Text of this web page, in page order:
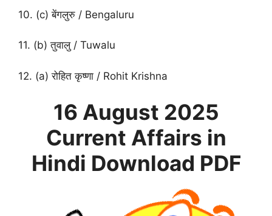
10. (c) बेंगलुरु / Bengaluru
11. (b) तुवालु / Tuwalu
12. (a) रोहित कृष्णा / Rohit Krishna
16 August 2025
Current Affairs in
Hindi Download PDF